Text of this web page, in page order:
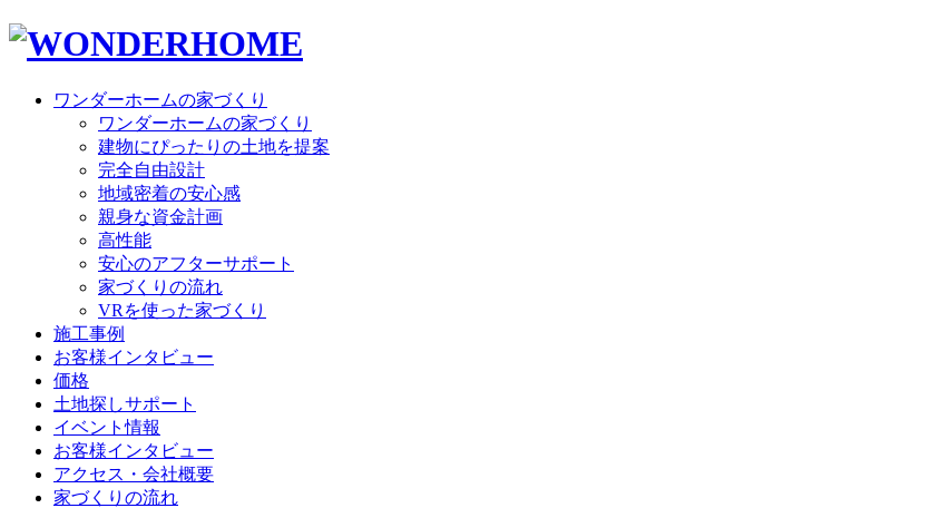
ワンダーホームの家づくり
ワンダーホームの家づくり
建物にぴったりの土地を提案
完全自由設計
地域密着の安心感
親身な資金計画
高性能
安心のアフターサポート
家づくりの流れ
VRを使った家づくり
施工事例
お客様インタビュー
価格
土地探しサポート
イベント情報
お客様インタビュー
アクセス・会社概要
家づくりの流れ